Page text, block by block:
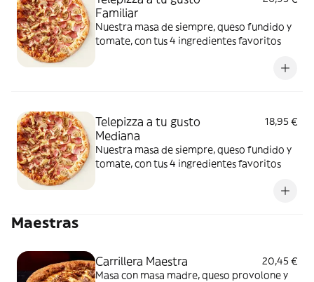
Familiar
Nuestra masa de siempre, queso fundido y
tomate, con tus 4 ingredientes favoritos
Telepizza a tu gusto
Mediana
18,95 €
Nuestra masa de siempre, queso fundido y
tomate, con tus 4 ingredientes favoritos
Maestras
Carrillera Maestra
20,45 €
Masa con masa madre, queso provolone y